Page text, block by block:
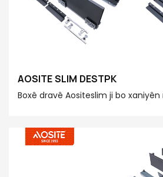
AOSITE SLIM DESTPK
Boxê dravê Aositeslim ji bo
hêsanî li stûnên cihêreng ên cihan